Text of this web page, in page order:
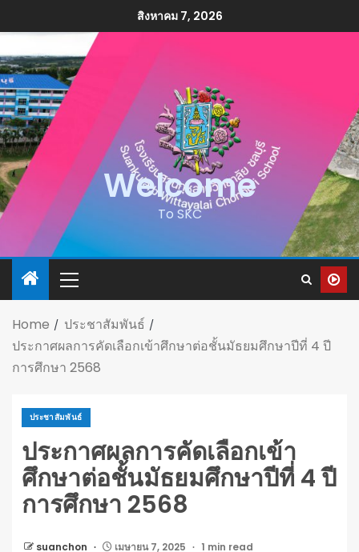
สิงหาคม 7, 2026
Welcome
To SKC
Home
ประชาสัมพันธ์
ประกาศผลการคัดเลือกเข้าศึกษาต่อชั้นมัธยมศึกษาปีที่ 4 ปี
การศึกษา 2568
ประชาสัมพันธ์
ประกาศผลการคัดเลือกเข้า
ศึกษาต่อชั้นมัธยมศึกษาปีที่ 4 ปี
การศึกษา 2568
suanchon เมษายน 7, 2025 1 min read